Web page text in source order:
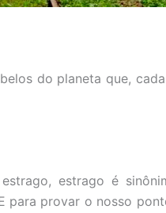
do planeta que,
estrago é
para provar o nosso